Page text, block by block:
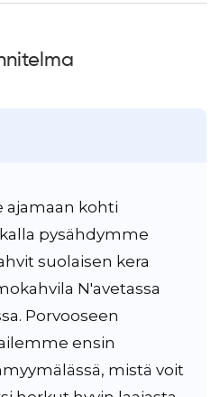
kohti
pysähdymme
suolaisen kera
N'avetassa
Porvooseen
ensin
mistä voit